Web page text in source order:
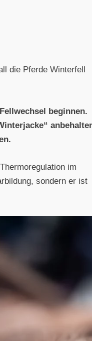
die Pferde Winterfell
beginnen.
im
sondern er ist